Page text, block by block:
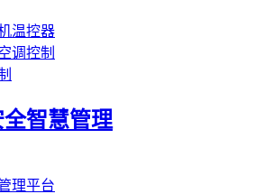
温控器
调控制
智慧管理
理平台